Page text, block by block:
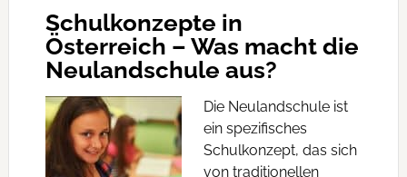
Schulkonzepte in
Österreich – Was macht die
Neulandschule aus?
Die Neulandschule ist
ein spezifisches
Schulkonzept, das sich
von traditionellen